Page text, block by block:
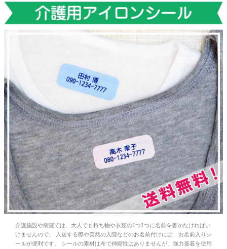
について
よくある質問
商品ガイド
会社概要
お問い合わせ
お客様へのお知
らせ
介護施設や病院では、大人でも持ち物や衣類の1つ1つに名前を書かなければい
けませんので、 入居する際や突然の入院などのお名前付けには、お名前入りシ
ールが便利です。 シールの素材は布で伸縮性はありませんが、強力接着を使用